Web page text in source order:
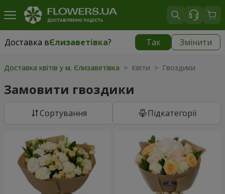
Доставка вЄлизаветівка? Так Змінити
Доставка вЄлизаветівка| безкоштовно
Доставка квітів у м. Єлизаветівка > Квіти > Гвоздики
Замовити гвоздики
Сортування Підкатегорії